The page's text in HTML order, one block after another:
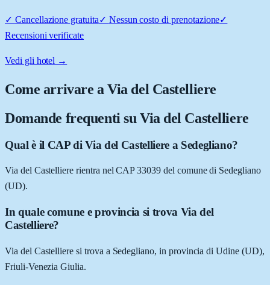
✓ Cancellazione gratuita✓ Nessun costo di prenotazione✓
Recensioni verificate
Vedi gli hotel →
Come arrivare aVia del Castelliere
Domande frequenti su Via del Castelliere
Qual è il CAP di Via del Castelliere a Sedegliano?
Via del Castelliere rientra nel CAP 33039 del comune di Sedegliano
(UD).
In quale comune e provincia si trova Via del
Castelliere?
Via del Castelliere si trova a Sedegliano, in provincia di Udine (UD),
Friuli-Venezia Giulia.